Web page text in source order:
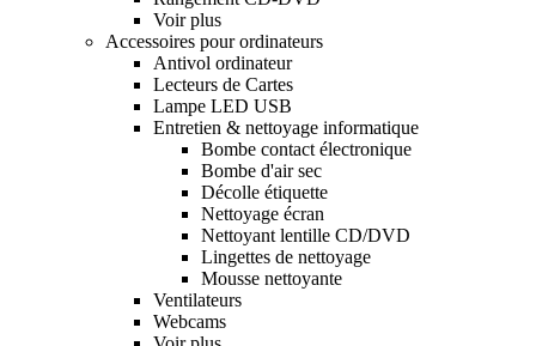
Voir plus
Accessoires pour ordinateurs
Antivol ordinateur
Lecteurs de Cartes
Lampe LED USB
Entretien & nettoyage informatique
Bombe contact électronique
Bombe d'air sec
Décolle étiquette
Nettoyage écran
Nettoyant lentille CD/DVD
Lingettes de nettoyage
Mousse nettoyante
Ventilateurs
Webcams